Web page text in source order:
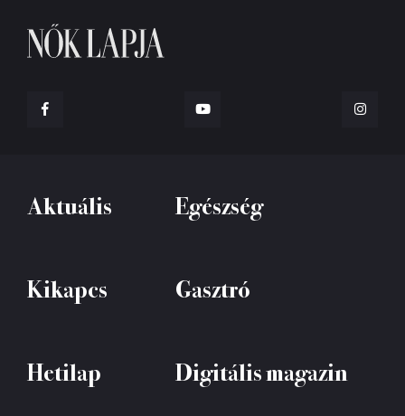
Aktuális Egészség
Kikapcs Gasztró
Hetilap Digitális magazin